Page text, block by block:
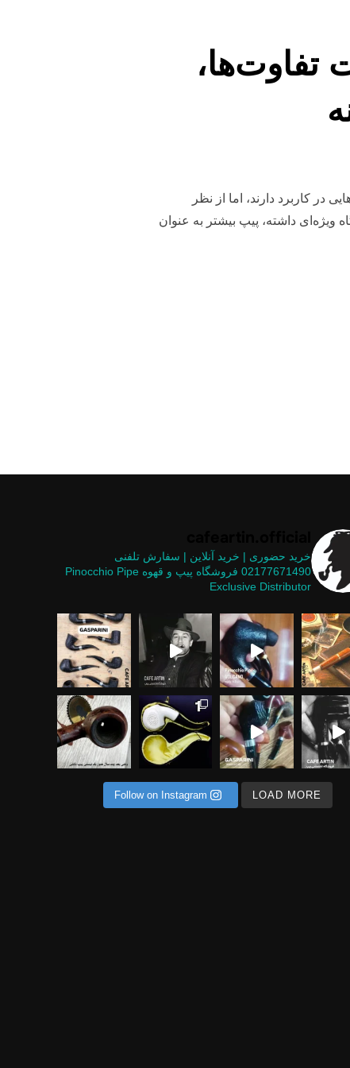
در کاربرد دارند، اما از نظر
داشته، پیپ بیشتر به عنوان
خرید حضوری | خرید آنلاین | سفارش تلفنی
02177671490 فروشگاه پیپ و قهوه Pinocchio Pipe
Exclusive Distributor
های موج
یه دوستی می‌گفت هم
پول خوب نیست .... وقتی معنای کلمات هم
در
ها برای ساخت پیپ
انجام کاری را بلد نیستید، اشکالی ندار
LOAD MORE
Follow on Instagram